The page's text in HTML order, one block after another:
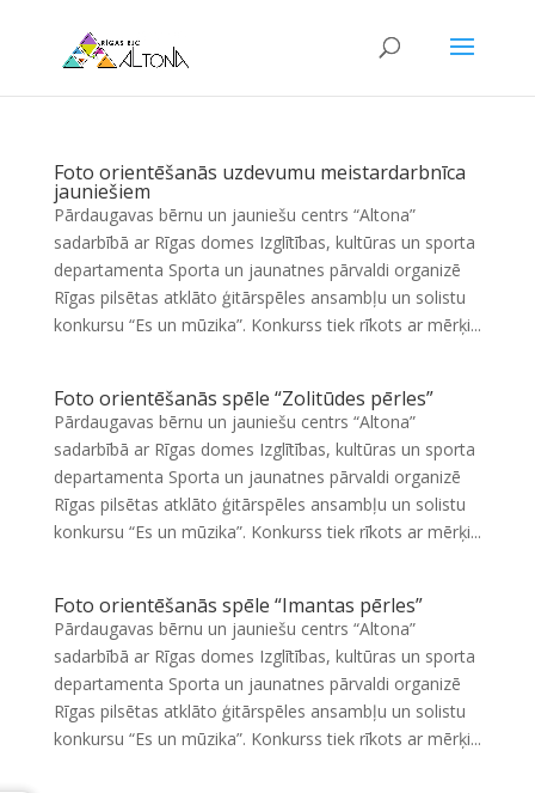
Foto orientēšanās uzdevumu meistardarbnīca
jauniešiem
Pārdaugavas bērnu un jauniešu centrs “Altona”
sadarbībā ar Rīgas domes Izglītības, kultūras un sporta
departamenta Sporta un jaunatnes pārvaldi organizē
Rīgas pilsētas atklāto ģitārspēles ansambļu un solistu
konkursu “Es un mūzika”. Konkurss tiek rīkots ar mērķi...
Foto orientēšanās spēle “Zolitūdes pērles”
Pārdaugavas bērnu un jauniešu centrs “Altona”
sadarbībā ar Rīgas domes Izglītības, kultūras un sporta
departamenta Sporta un jaunatnes pārvaldi organizē
Rīgas pilsētas atklāto ģitārspēles ansambļu un solistu
konkursu “Es un mūzika”. Konkurss tiek rīkots ar mērķi...
Foto orientēšanās spēle “Imantas pērles”
Pārdaugavas bērnu un jauniešu centrs “Altona”
sadarbībā ar Rīgas domes Izglītības, kultūras un sporta
departamenta Sporta un jaunatnes pārvaldi organizē
Rīgas pilsētas atklāto ģitārspēles ansambļu un solistu
konkursu “Es un mūzika”. Konkurss tiek rīkots ar mērķi...